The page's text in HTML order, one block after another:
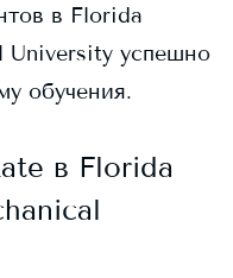
в Florida
University успешно
обучения.
в Florida